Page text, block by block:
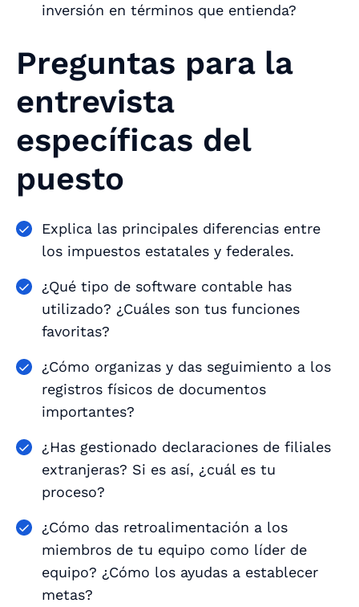
inversión en términos que entienda?
Preguntas para la
entrevista
específicas del
puesto
Explica las principales diferencias entre
los impuestos estatales y federales.
¿Qué tipo de software contable has
utilizado? ¿Cuáles son tus funciones
favoritas?
¿Cómo organizas y das seguimiento a los
registros físicos de documentos
importantes?
¿Has gestionado declaraciones de filiales
extranjeras? Si es así, ¿cuál es tu
proceso?
¿Cómo das retroalimentación a los
miembros de tu equipo como líder de
equipo? ¿Cómo los ayudas a establecer
metas?